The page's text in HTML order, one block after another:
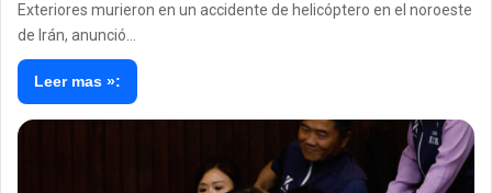
Exteriores murieron en un accidente de helicóptero en el noroeste
de Irán, anunció…
Leer mas »: